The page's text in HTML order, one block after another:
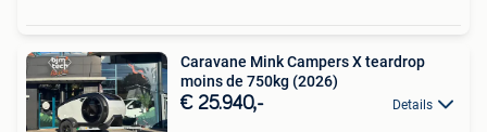
Caravane Mink Campers X teardrop
moins de 750kg (2026)
€ 25.940,- Details